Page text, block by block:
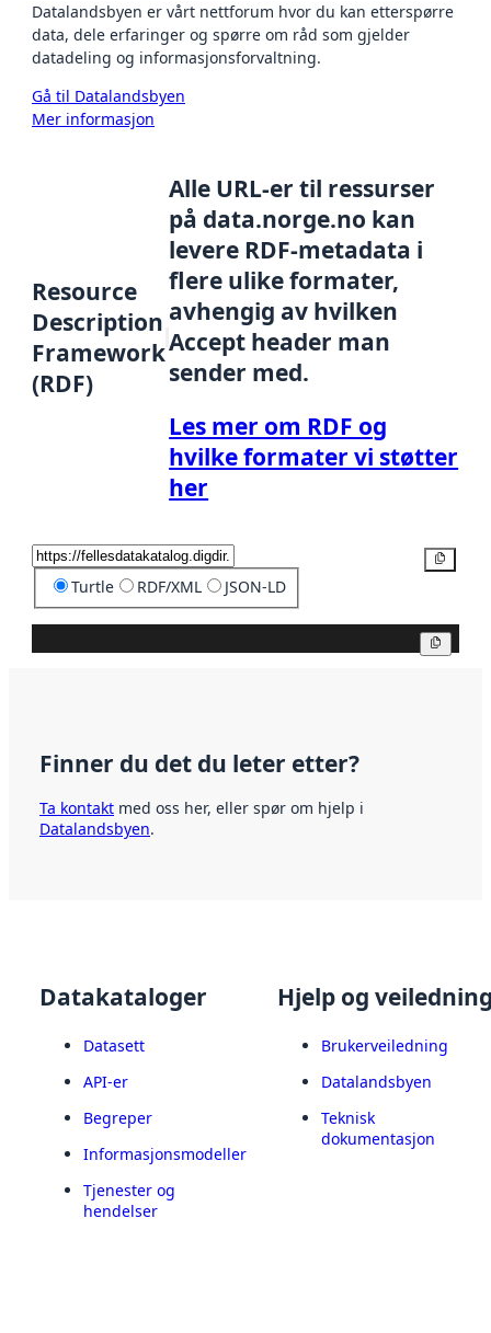
Datalandsbyen er vårt nettforum hvor du kan etterspørre
data, dele erfaringer og spørre om råd som gjelder
datadeling og informasjonsforvaltning.
Gå til Datalandsbyen
Mer informasjon
Resource
Description
Framework
(RDF)
Alle URL-er til ressurser
på data.norge.no kan
levere RDF-metadata i
flere ulike formater,
avhengig av hvilken
Accept header man
sender med.
Les mer om RDF og
hvilke formater vi støtter
her
Turtle RDF/XML JSON-LD
Finner du det du leter etter?
Ta kontakt med oss her, eller spør om hjelp i
Datalandsbyen.
Datakataloger
Datasett
API-er
Begreper
Informasjonsmodeller
Tjenester og
hendelser
Hjelp og
Brukerveiledning
Datalandsbyen
Teknisk
dokumentasjon